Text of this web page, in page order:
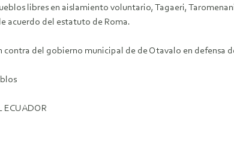
libres en aislamiento voluntario, Tagaeri,
acuerdo del estatuto de Roma.
contra del gobierno municipal de de Otavalo en defensa
ECUADOR